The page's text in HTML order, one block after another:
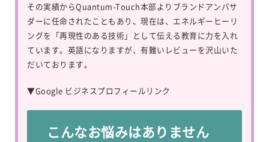
その実績からQuantum-Touch本部よりブランドアンバサ
ダーに任命されたこともあり、現在は、エネルギーヒーリ
ングを「再現性のある技術」として伝える教育に力を入れ
ています。英語になりますが、有難いレビューを沢山いた
だいております。
▼Google ビジネスプロフィールリンク
こんなお悩みはありません